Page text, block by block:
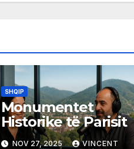
SHQIP
Monumentet
Historike të Parisit
NOV 27, 2025 VINCENT